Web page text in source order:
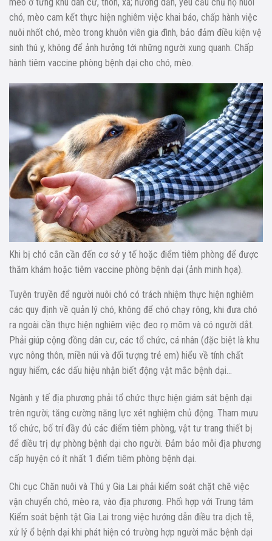
chó, mèo cam kết thực hiện nghiêm việc khai báo, chấp hành việc
nuôi nhốt chó, mèo trong khuôn viên gia đình, bảo đảm điều kiện vệ
sinh thú y, không để ảnh hưởng tới những người xung quanh. Chấp
hành tiêm vaccine phòng bệnh dại cho chó, mèo.
Khi bị chó cắn cần đến cơ sở y tế hoặc điểm tiêm phòng để được
thăm khám hoặc tiêm vaccine phòng bệnh dại (ảnh minh họa).
Tuyên truyền để người nuôi chó có trách nhiệm thực hiện nghiêm
các quy định về quản lý chó, không để chó chạy rông, khi đưa chó
ra ngoài cần thực hiện nghiêm việc đeo rọ mõm và có người dắt.
Phải giúp cộng đồng dân cư, các tổ chức, cá nhân (đặc biệt là khu
vực nông thôn, miền núi và đối tượng trẻ em) hiểu về tính chất
nguy hiểm, các dấu hiệu nhận biết động vật mắc bệnh dại…
Ngành y tế địa phương phải tổ chức thực hiện giám sát bệnh dại
trên người; tăng cường năng lực xét nghiệm chủ động. Tham mưu
tổ chức, bố trí đầy đủ các điểm tiêm phòng, vật tư trang thiết bị
để điều trị dự phòng bệnh dại cho người. Đảm bảo mỗi địa phương
cấp huyện có ít nhất 1 điểm tiêm phòng bệnh dại.
Chi cục Chăn nuôi và Thú y Gia Lai phải kiểm soát chặt chẽ việc
vận chuyển chó, mèo ra, vào địa phương. Phối hợp với Trung tâm
Kiểm soát bệnh tật Gia Lai trong việc hướng dẫn điều tra dịch tễ,
xử lý ổ bệnh dại khi phát hiện có trường hợp người mắc bệnh dại